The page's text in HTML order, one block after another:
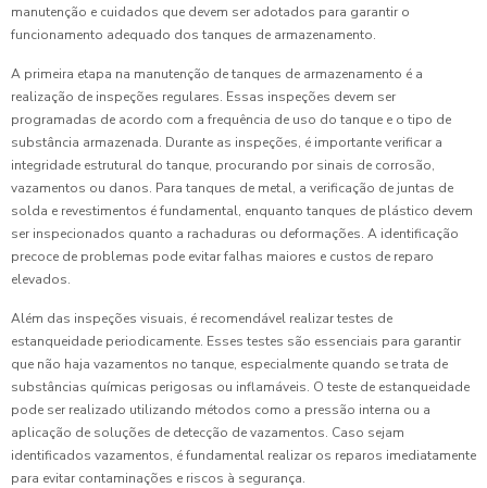
manutenção e cuidados que devem ser adotados para garantir o
funcionamento adequado dos tanques de armazenamento.
A primeira etapa na manutenção de tanques de armazenamento é a
realização de inspeções regulares. Essas inspeções devem ser
programadas de acordo com a frequência de uso do tanque e o tipo de
substância armazenada. Durante as inspeções, é importante verificar a
integridade estrutural do tanque, procurando por sinais de corrosão,
vazamentos ou danos. Para tanques de metal, a verificação de juntas de
solda e revestimentos é fundamental, enquanto tanques de plástico devem
ser inspecionados quanto a rachaduras ou deformações. A identificação
precoce de problemas pode evitar falhas maiores e custos de reparo
elevados.
Além das inspeções visuais, é recomendável realizar testes de
estanqueidade periodicamente. Esses testes são essenciais para garantir
que não haja vazamentos no tanque, especialmente quando se trata de
substâncias químicas perigosas ou inflamáveis. O teste de estanqueidade
pode ser realizado utilizando métodos como a pressão interna ou a
aplicação de soluções de detecção de vazamentos. Caso sejam
identificados vazamentos, é fundamental realizar os reparos imediatamente
para evitar contaminações e riscos à segurança.